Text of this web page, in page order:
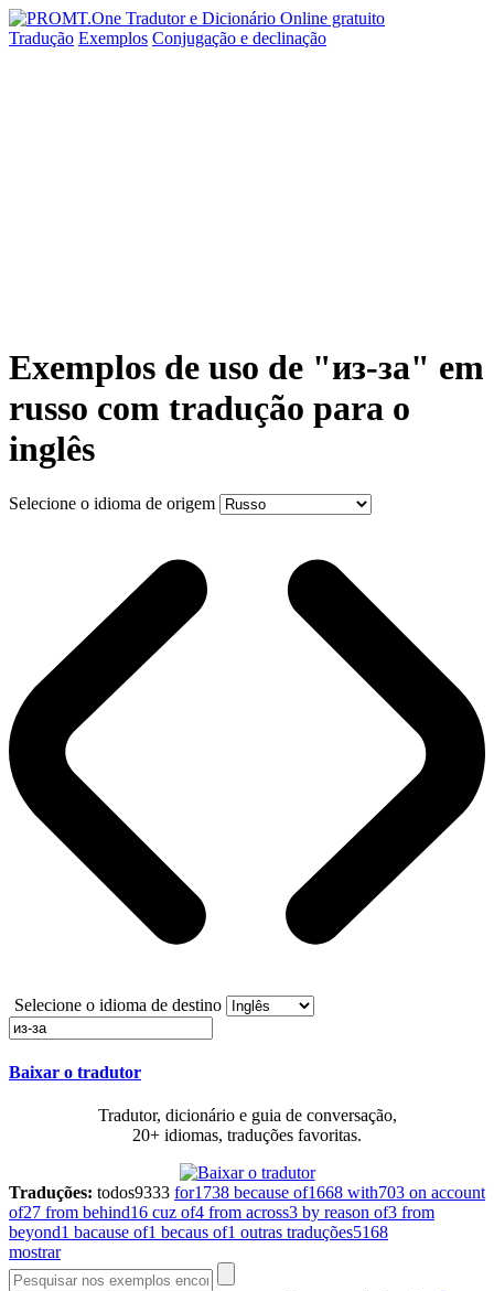
Tradução Exemplos Conjugação e declinação
Exemplos de uso de "из-за" em
russo com tradução para o
inglês
Selecione o idioma de origem
Selecione o idioma de destino
Baixar o tradutor
Tradutor, dicionário e guia de conversação,
20+ idiomas, traduções favoritas.
Traduções: todos9333 for1738 because of1668 with703 on account
of27 from behind16 cuz of4 from across3 by reason of3 from
beyond1 bacause of1 becaus of1 outras traduções5168
mostrar